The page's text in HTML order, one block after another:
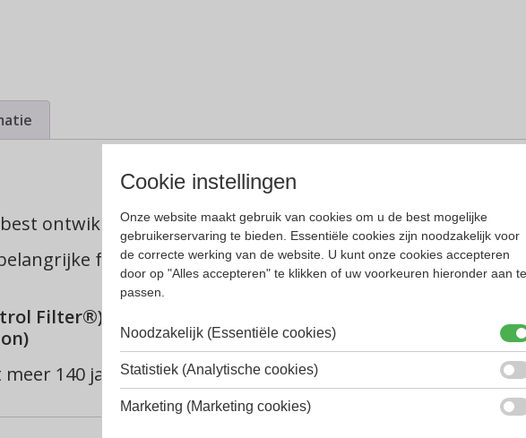
ontwikkelde glazen.
functies in één glas:
Filter®)
140 jaar aan ervaring.
Cookie instellingen
Onze website maakt gebruik van cookies om u de best mogelijke
gebruikerservaring te bieden. Essentiële cookies zijn noodzakelijk voor
de correcte werking van de website. U kunt onze cookies accepteren
door op "Alles accepteren" te klikken of uw voorkeuren hieronder aan te
passen.
Noodzakelijk (Essentiële cookies)
Statistiek (Analytische cookies)
Marketing (Marketing cookies)